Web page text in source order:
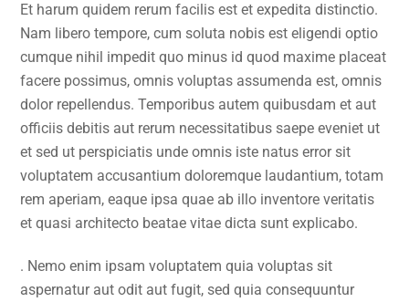
Et harum quidem rerum facilis est et expedita distinctio.
Nam libero tempore, cum soluta nobis est eligendi optio
cumque nihil impedit quo minus id quod maxime placeat
facere possimus, omnis voluptas assumenda est, omnis
dolor repellendus. Temporibus autem quibusdam et aut
officiis debitis aut rerum necessitatibus saepe eveniet ut
et sed ut perspiciatis unde omnis iste natus error sit
voluptatem accusantium doloremque laudantium, totam
rem aperiam, eaque ipsa quae ab illo inventore veritatis
et quasi architecto beatae vitae dicta sunt explicabo.
. Nemo enim ipsam voluptatem quia voluptas sit
aspernatur aut odit aut fugit, sed quia consequuntur